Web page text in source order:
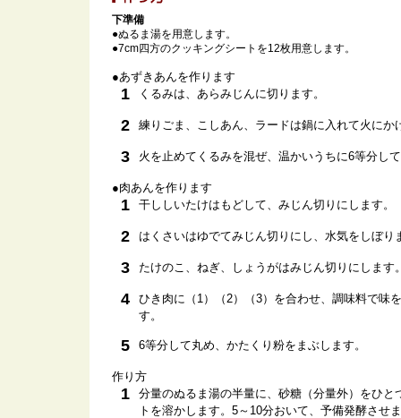
下準備
●ぬるま湯を用意します。
●7cm四方のクッキングシートを12枚用意します。
●あずきあんを作ります
1 くるみは、あらみじんに切ります。
2 練りごま、こしあん、ラードは鍋に入れて火にか
3 火を止めてくるみを混ぜ、温かいうちに6等分し
●肉あんを作ります
1 干ししいたけはもどして、みじん切りにします。
2 はくさいはゆでてみじん切りにし、水気をしぼり
3 たけのこ、ねぎ、しょうがはみじん切りにします
4
ひき肉に（1）（2）（3）を合わせ、調味料で味
す。
5 6等分して丸め、かたくり粉をまぶします。
作り方
1
分量のぬるま湯の半量に、砂糖（分量外）をひと
トを溶かします。5～10分おいて、予備発酵させ